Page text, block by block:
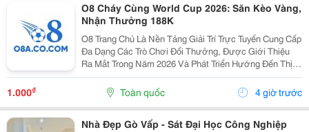
O8 Cháy Cùng World Cup 2026: Săn Kèo Vàng,
Nhận Thưởng 188K
O8 Trang Chủ Là Nền Tảng Giải Trí Trực Tuyến Cung Cấp
Đa Dạng Các Trò Chơi Đổi Thưởng, Được Giới Thiệu
Ra Mắt Trong Năm 2026 Và Phát Triển Hướng Đến Thị
Trường Châu Á. Theo Thông Tin Từ Nền Tảng, O8 Hoạt
Động Theo Các Tiêu Chuẩn Áp Dụng Trong Lĩnh...
1.000₫ Toàn quốc 4 giờ trước
Nhà Đẹp Gò Vấp - Sát Đại Học Công Nghiệp